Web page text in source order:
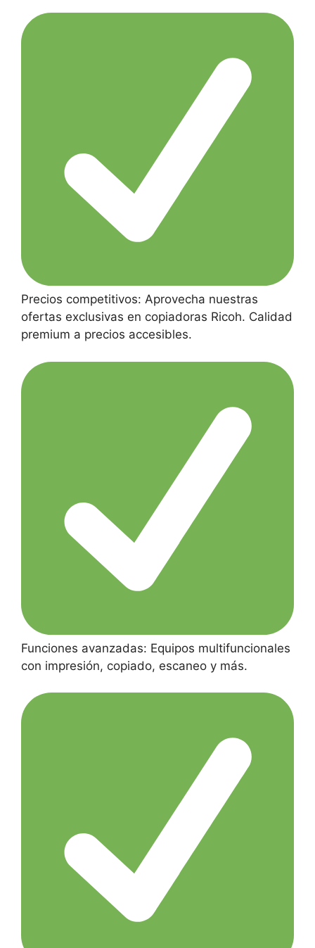
Precios competitivos: Aprovecha nuestras
ofertas exclusivas en copiadoras Ricoh. Calidad
premium a precios accesibles.
Funciones avanzadas: Equipos multifuncionales
con impresión, copiado, escaneo y más.